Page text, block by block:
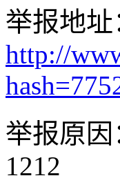
举报地址
http://
举报原因
1212